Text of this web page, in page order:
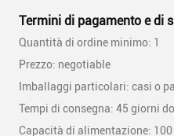
Termini di pagamento e di
Quantità di ordine minimo: 1
Prezzo: negotiable
Imballaggi particolari: casi o
Tempi di consegna: 45 giorni
Capacità di alimentazione: